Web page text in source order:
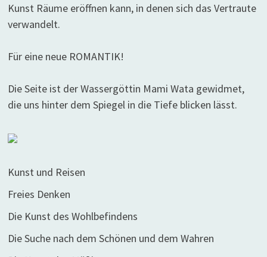
Kunst Räume eröffnen kann, in denen sich das Vertraute
verwandelt.
Für eine neue ROMANTIK!
Die Seite ist der Wassergöttin Mami Wata gewidmet,
die uns hinter dem Spiegel in die Tiefe blicken lässt.
Kunst und Reisen
Freies Denken
Die Kunst des Wohlbefindens
Die Suche nach dem Schönen und dem Wahren